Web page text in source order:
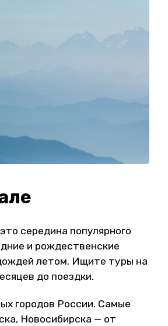
середина популярного
и рождественские
летом. Ищите туры на
до поездки.
городов России. Самые
Новосибирска — от